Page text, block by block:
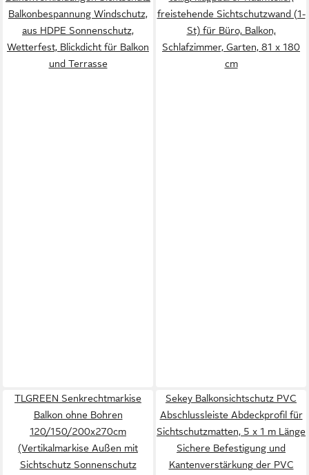
Balkonbespannung Windschutz,
aus HDPE Sonnenschutz,
Wetterfest, Blickdicht für Balkon
und Terrasse
freistehende Sichtschutzwand (1-
St) für Büro, Balkon,
Schlafzimmer, Garten, 81 x 180
cm
TLGREEN Senkrechtmarkise
Balkon ohne Bohren
120/150/200x270cm
(Vertikalmarkise Außen mit
Sichtschutz Sonnenschutz
Sekey Balkonsichtschutz PVC
Abschlussleiste Abdeckprofil für
Sichtschutzmatten, 5 x 1 m Länge
Sichere Befestigung und
Kantenverstärkung der PVC